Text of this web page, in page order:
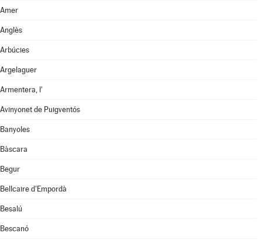
Amer
Anglès
Arbúcies
Argelaguer
Armentera, l'
Avinyonet de Puigventós
Banyoles
Bàscara
Begur
Bellcaire d'Empordà
Besalú
Bescanó